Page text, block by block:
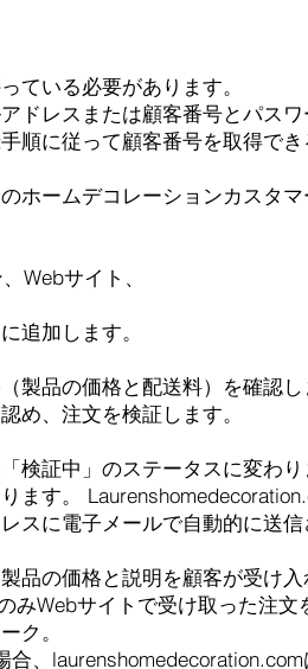
ている必要があります。
ドレスまたは顧客番号とパス
順に従って顧客番号を取得で
ホームデコレーションカスタ
Webサイト、
追加します。
製品の価格と配送料）を確認し
め、注文を検証します。
検証中」のステータスに変わり
ます。
スに電子メールで自動的に送
品の価格と説明を顧客が受け入
みWebサイトで受け取った注文
ク。
、